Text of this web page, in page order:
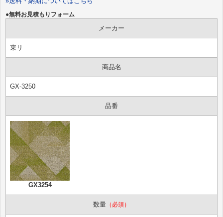
●無料お見積もりフォーム
メーカー
東リ
商品名
GX-3250
品番
GX3254
数量 （必須）